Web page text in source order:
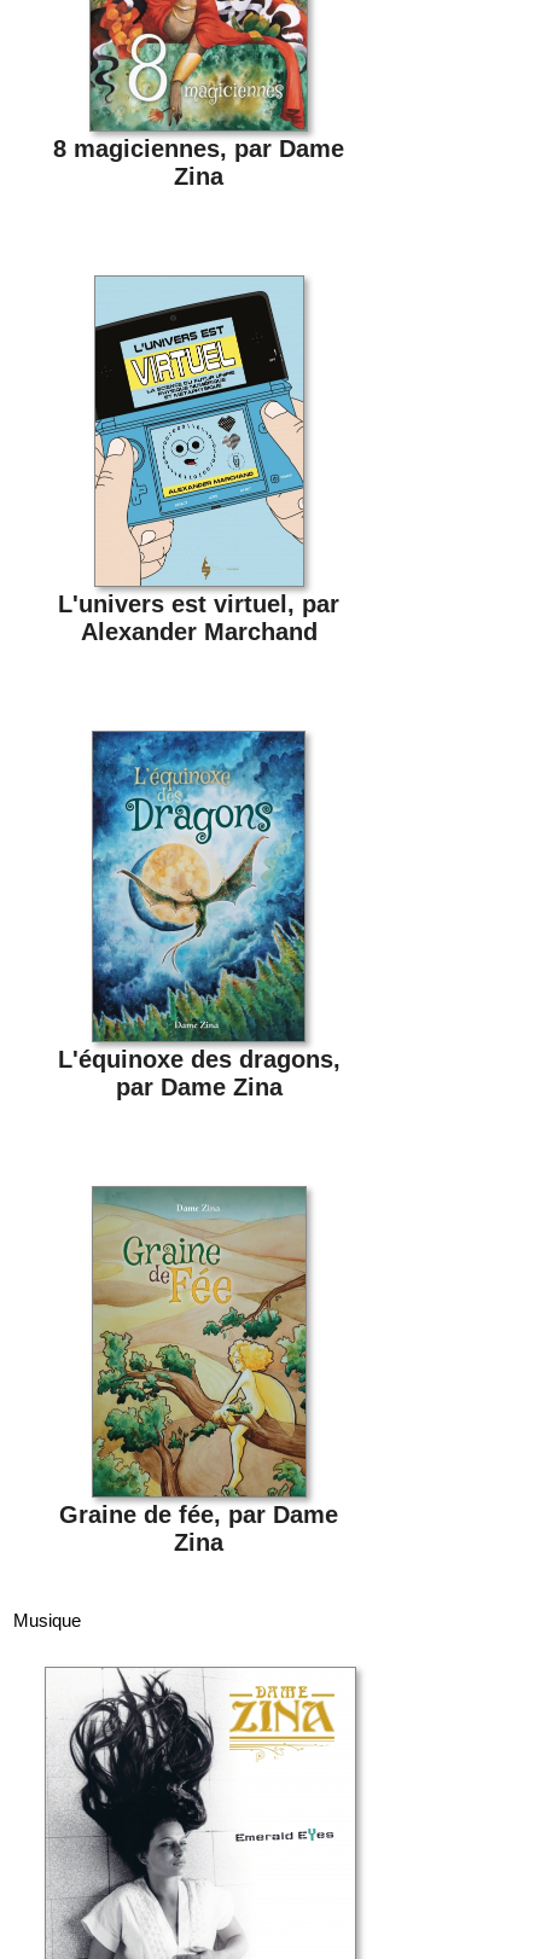
8 magiciennes, par Dame
Zina
L'univers est virtuel, par
Alexander Marchand
L'équinoxe des dragons,
par Dame Zina
Graine de fée, par Dame
Zina
Musique